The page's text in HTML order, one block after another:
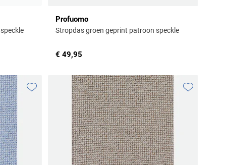
Profuomo
Stropdas groen geprint patroon speckle
€ 49,95
Toevoegen aan favorieten